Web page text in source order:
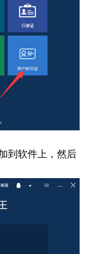
到软件上，然后